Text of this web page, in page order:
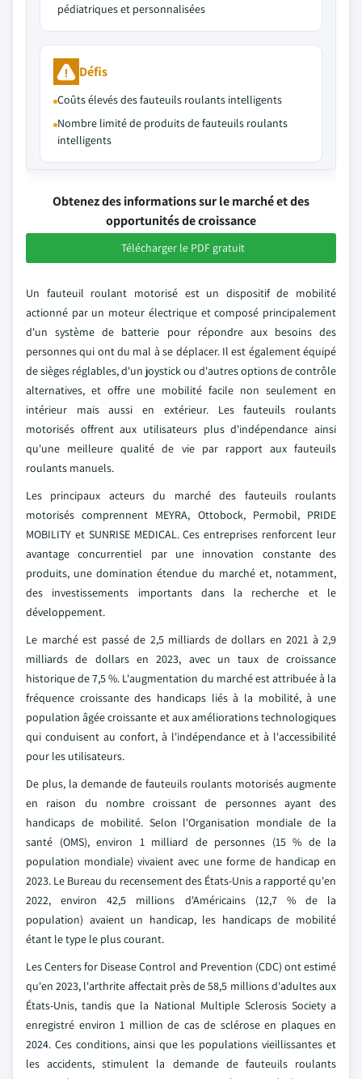
pédiatriques et personnalisées
Défis
Coûts élevés des fauteuils roulants intelligents
Nombre limité de produits de fauteuils roulants
intelligents
Obtenez des informations sur le marché et des
opportunités de croissance
Télécharger le PDF gratuit
Un fauteuil roulant motorisé est un dispositif de mobilité
actionné par un moteur électrique et composé principalement
d'un système de batterie pour répondre aux besoins des
personnes qui ont du mal à se déplacer. Il est également équipé
de sièges réglables, d'un joystick ou d'autres options de contrôle
alternatives, et offre une mobilité facile non seulement en
intérieur mais aussi en extérieur. Les fauteuils roulants
motorisés offrent aux utilisateurs plus d'indépendance ainsi
qu'une meilleure qualité de vie par rapport aux fauteuils
roulants manuels.
Les principaux acteurs du marché des fauteuils roulants
motorisés comprennent MEYRA, Ottobock, Permobil, PRIDE
MOBILITY et SUNRISE MEDICAL. Ces entreprises renforcent leur
avantage concurrentiel par une innovation constante des
produits, une domination étendue du marché et, notamment,
des investissements importants dans la recherche et le
développement.
Le marché est passé de 2,5 milliards de dollars en 2021 à 2,9
milliards de dollars en 2023, avec un taux de croissance
historique de 7,5 %. L'augmentation du marché est attribuée à la
fréquence croissante des handicaps liés à la mobilité, à une
population âgée croissante et aux améliorations technologiques
qui conduisent au confort, à l'indépendance et à l'accessibilité
pour les utilisateurs.
De plus, la demande de fauteuils roulants motorisés augmente
en raison du nombre croissant de personnes ayant des
handicaps de mobilité. Selon l'Organisation mondiale de la
santé (OMS), environ 1 milliard de personnes (15 % de la
population mondiale) vivaient avec une forme de handicap en
2023. Le Bureau du recensement des États-Unis a rapporté qu'en
2022, environ 42,5 millions d'Américains (12,7 % de la
population) avaient un handicap, les handicaps de mobilité
étant le type le plus courant.
Les Centers for Disease Control and Prevention (CDC) ont estimé
qu'en 2023, l'arthrite affectait près de 58,5 millions d'adultes aux
États-Unis, tandis que la National Multiple Sclerosis Society a
enregistré environ 1 million de cas de sclérose en plaques en
2024. Ces conditions, ainsi que les populations vieillissantes et
les accidents, stimulent la demande de fauteuils roulants